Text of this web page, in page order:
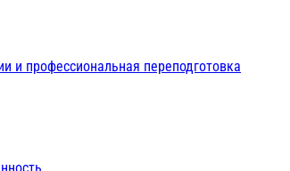
и профессиональная переподготовка